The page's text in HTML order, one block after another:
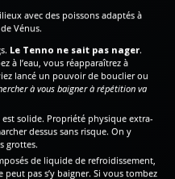
avec des poissons adaptés à
Vénus.
Le Tenno ne sait pas nager.
à l’eau, vous réapparaîtrez à
lancé un pouvoir de bouclier ou
à vous baigner à répétition va
est solide. Propriété physique extra-
dessus sans risque. On y
grottes.
de liquide de refroidissement,
pas s’y baigner. Si vous tombez